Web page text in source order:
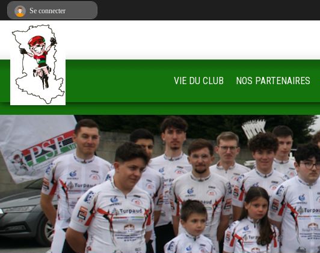
VIE DU CLUB NOS PARTENAIRES
Se connecter
Panneau de gestion des cookies